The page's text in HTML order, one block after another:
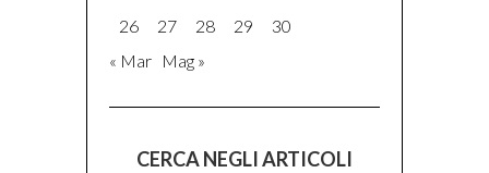
26 27 28 29
30
« Mar Mag »
CERCA NEGLI ARTICOLI